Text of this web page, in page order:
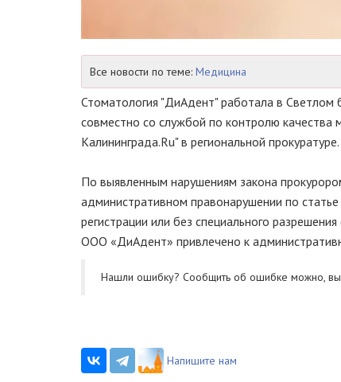
Все новости по теме: Медицина
Стоматология "ДиАдент" работала в Светлом
совместно со службой по контролю
Калининграда.Ru" в региональной прокуратуре.
По выявленным нарушениям закона
административном правонарушении по
регистрации или без специального
ООО «ДиАдент» привлечено к
Нашли ошибку? Cообщить об ошибке можно,
Напишите нам